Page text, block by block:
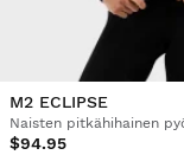
Se tuntuu
Oliko tämä arvostelu
M2 ECLIPSE
Naisten pitkähihainen
$94.95